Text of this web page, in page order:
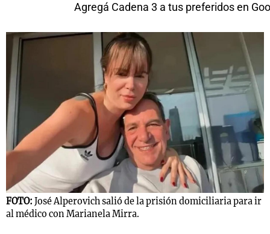
Agregá Cadena 3 a tus preferidos en
FOTO: José Alperovich salió de la prisión domiciliaria para ir
al médico con Marianela Mirra.